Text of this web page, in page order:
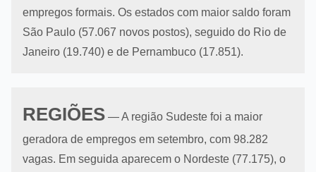
empregos formais. Os estados com maior saldo foram
São Paulo (57.067 novos postos), seguido do Rio de
Janeiro (19.740) e de Pernambuco (17.851).
REGIÕES — A região Sudeste foi a maior
geradora de empregos em setembro, com 98.282
vagas. Em seguida aparecem o Nordeste (77.175), o